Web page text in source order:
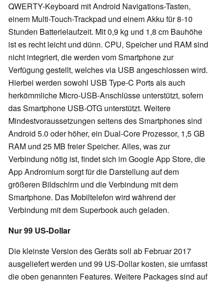
QWERTY-Keyboard mit Android Navigations-Tasten,
einem Multi-Touch-Trackpad und einem Akku für 8-10
Stunden Batterielaufzeit. Mit 0,9 kg und 1,8 cm Bauhöhe
ist es recht leicht und dünn. CPU, Speicher und RAM sind
nicht integriert, die werden vom Smartphone zur
Verfügung gestellt, welches via USB angeschlossen wird.
Hierbei werden sowohl USB Type-C Ports als auch
herkömmliche Micro-USB-Anschlüsse unterstützt, sofern
das Smartphone USB-OTG unterstützt. Weitere
Mindestvoraussetzungen seitens des Smartphones sind
Android 5.0 oder höher, ein Dual-Core Prozessor, 1,5 GB
RAM und 25 MB freier Speicher. Alles, was zur
Verbindung nötig ist, findet sich im Google App Store, die
App Andromium sorgt für die Darstellung auf dem
größeren Bildschirm und die Verbindung mit dem
Smartphone. Das Mobiltelefon wird während der
Verbindung mit dem Superbook auch geladen.
Nur 99 US-Dollar
Die kleinste Version des Geräts soll ab Februar 2017
ausgeliefert werden und 99 US-Dollar kosten, sie umfasst
die oben genannten Features. Weitere Packages sind auf